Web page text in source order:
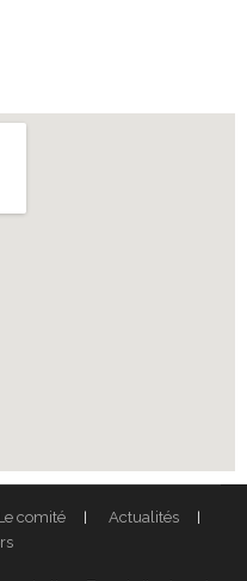
comité
Actualités